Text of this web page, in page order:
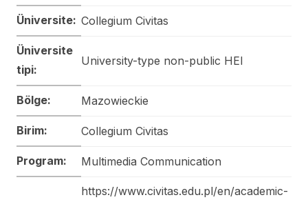
Üniversite: Collegium Civitas
Üniversite
tipi:
University-type non-public HEI
Bölge: Mazowieckie
Birim: Collegium Civitas
Program: Multimedia Communication
https://www.civitas.edu.pl/en/academic-